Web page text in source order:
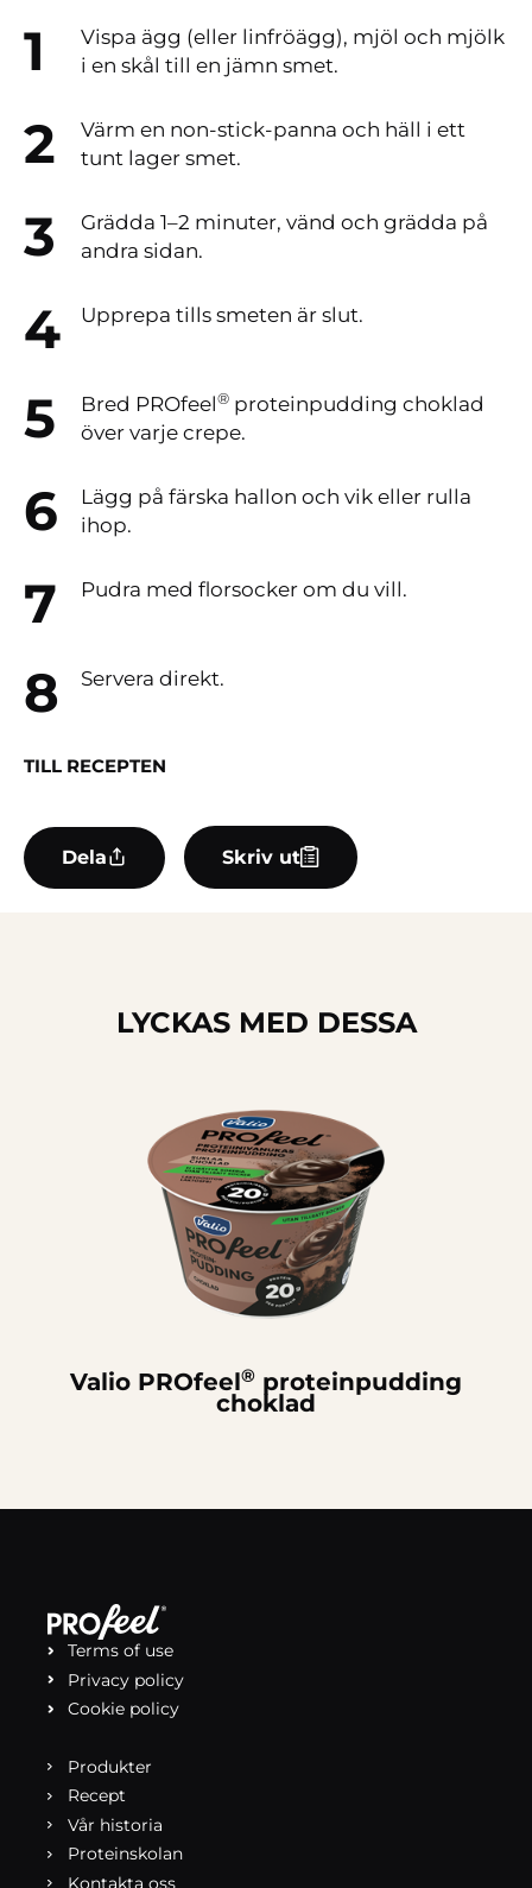
Vispa ägg (eller linfröägg), mjöl och mjölk
i en skål till en jämn smet.
Värm en non-stick-panna och häll i ett
tunt lager smet.
Grädda 1–2 minuter, vänd och grädda på
andra sidan.
Upprepa tills smeten är slut.
Bred PROfeel® proteinpudding choklad
över varje crepe.
Lägg på färska hallon och vik eller rulla
ihop.
Pudra med florsocker om du vill.
Servera direkt.
TILL RECEPTEN
Dela Skriv ut
LYCKAS MED DESSA
Valio PROfeel® proteinpudding
choklad
Terms of use
Privacy policy
Cookie policy
Produkter
Recept
Vår historia
Proteinskolan
Kontakta oss